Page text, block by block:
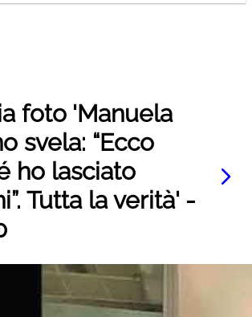
foto 'Manuela
svela: “Ecco
ho lasciato
Tutta la verità' -